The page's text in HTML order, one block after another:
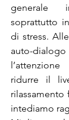
generale
soprattutto
di stress.
auto-
ridurre il
rilassamento
intediamo